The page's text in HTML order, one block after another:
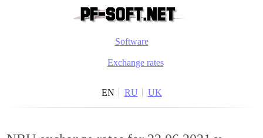
Software
Exchange rates
EN RU UK